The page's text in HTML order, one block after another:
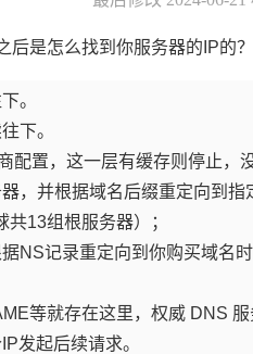
后是怎么找到你服务器的IP的？
。
下。
配置，这一层有缓存则停止，
，并根据域名后缀重定向到
13组根服务器）；
NS记录重定向到你购买域名
等就存在这里，权威 DNS
发起后续请求。